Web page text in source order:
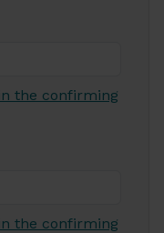
the confirming
the confirming